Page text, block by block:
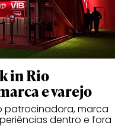
in Rio
e varejo
patrocinadora, marca
dentro e fora